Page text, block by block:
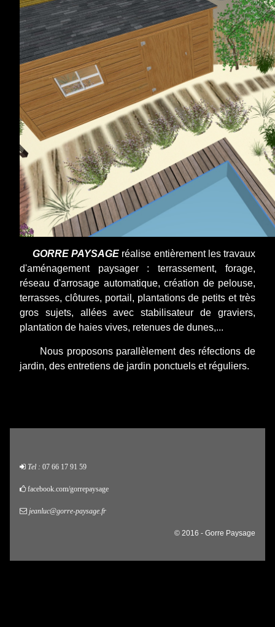
GORRE PAYSAGE réalise entièrement les travaux
d'aménagement paysager : terrassement, forage,
réseau d'arrosage automatique, création de pelouse,
terrasses, clôtures, portail, plantations de petits et très
gros sujets, allées avec stabilisateur de graviers,
plantation de haies vives, retenues de dunes,...
Nous proposons parallèlement des réfections de
jardin, des entretiens de jardin ponctuels et réguliers.
Tel : 07 66 17 91 59
facebook.com/gorrepaysage
jeanluc@gorre-paysage.fr
© 2016 - Gorre Paysage